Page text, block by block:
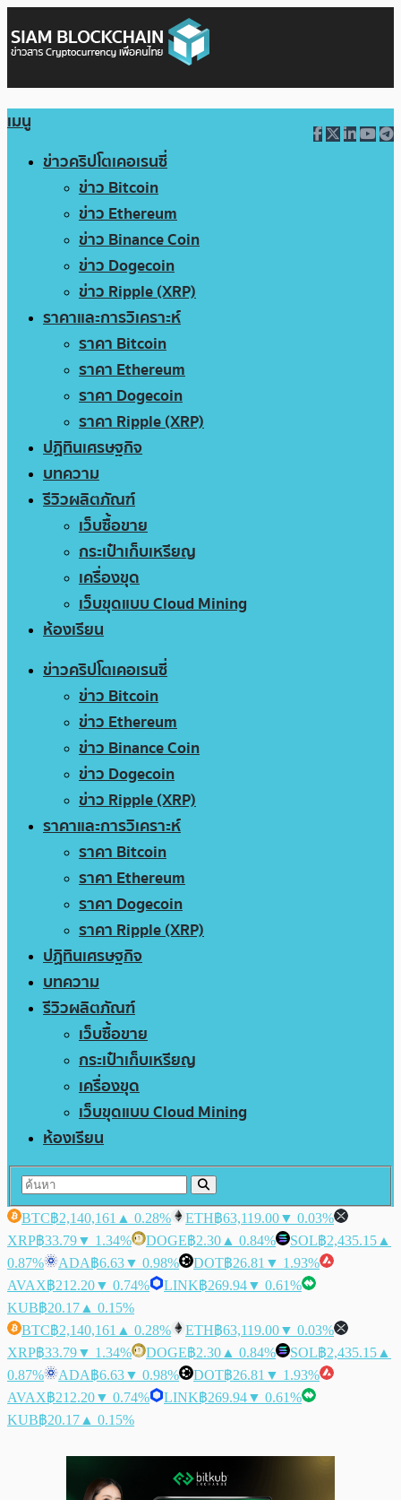
เมนู
ข่าวคริปโตเคอเรนซี่
ข่าว Bitcoin
ข่าว Ethereum
ข่าว Binance Coin
ข่าว Dogecoin
ข่าว Ripple (XRP)
ราคาและการวิเคราะห์
ราคา Bitcoin
ราคา Ethereum
ราคา Dogecoin
ราคา Ripple (XRP)
ปฏิทินเศรษฐกิจ
บทความ
รีวิวผลิตภัณฑ์
เว็บซื้อขาย
กระเป๋าเก็บเหรียญ
เครื่องขุด
เว็บขุดแบบ Cloud Mining
ห้องเรียน
ข่าวคริปโตเคอเรนซี่
ข่าว Bitcoin
ข่าว Ethereum
ข่าว Binance Coin
ข่าว Dogecoin
ข่าว Ripple (XRP)
ราคาและการวิเคราะห์
ราคา Bitcoin
ราคา Ethereum
ราคา Dogecoin
ราคา Ripple (XRP)
ปฏิทินเศรษฐกิจ
บทความ
รีวิวผลิตภัณฑ์
เว็บซื้อขาย
กระเป๋าเก็บเหรียญ
เครื่องขุด
เว็บขุดแบบ Cloud Mining
ห้องเรียน
BTC฿2,140,161 ▲ 0.28% ETH฿63,119.00▼ 0.03%
XRP฿33.79▼ 1.34% DOGE฿2.30 ▲ 0.84% SOL฿2,435.15 ▲
0.87%
ADA฿6.63▼ 0.98% DOT฿26.81 ▼ 1.93%
AVAX฿212.20▼ 0.74% LINK฿269.94▼ 0.61%
KUB฿20.17 ▲ 0.15%
BTC฿2,140,161 ▲ 0.28% ETH฿63,119.00▼ 0.03%
XRP฿33.79▼ 1.34% DOGE฿2.30 ▲ 0.84% SOL฿2,435.15 ▲
0.87%
ADA฿6.63▼ 0.98% DOT฿26.81 ▼ 1.93%
AVAX฿212.20▼ 0.74% LINK฿269.94▼ 0.61%
KUB฿20.17 ▲ 0.15%